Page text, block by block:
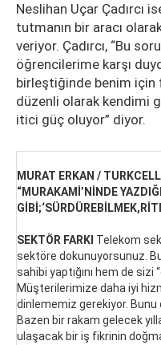
Neslihan Uçar Çadırcı
tutmanın bir aracı
veriyor. Çadırcı, “Bu
öğrencilerime karşı
birleştiğinde benim için
düzenli olarak kendimi
itici güç oluyor” diyor.
MURAT ERKAN /
“MURAKAMİ’NİNDE YAZDIĞI
SEKTÖR FARKI Telekom
sektöre dokunuyorsunuz.
sahibi yaptığını hem de
Müşterilerimize daha iyi
dinlememiz gerekiyor. Bunu
Bazen bir rakam gelecek
ulaşacak bir iş fikrinin